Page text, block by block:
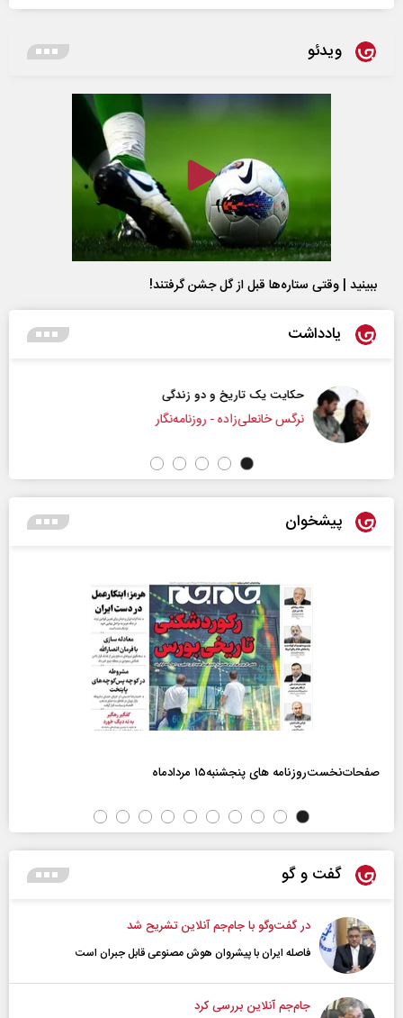
ویدئو
ببینید | وقتی ستاره‌ها قبل از گل جشن گرفتند!
یادداشت
حکایت یک تاریخ و دو زندگی
نرگس خانعلی‌زاده - روزنامه‌نگار
پیشخوان
صفحات‌نخست‌روزنامه ها‌ی پنجشنبه‌۱۵ مردادماه
گفت و گو
در گفت‌و‌گو با جام‌جم آنلاین تشریح شد
فاصله ایران با پیشرو‌ان هوش مصنوعی قابل جبران است
جام‌جم آنلاین بررسی کرد